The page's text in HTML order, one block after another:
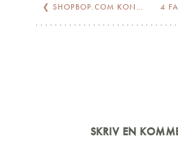
❮ SHOPBOP.COM KONKURRENCE
SKRIV EN